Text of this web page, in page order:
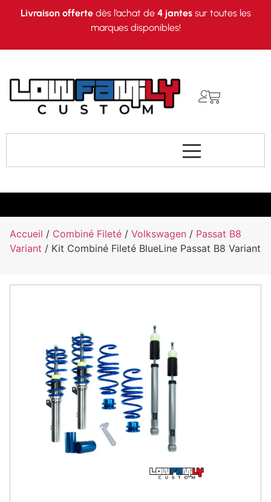
Livraison offertedès l’achat de 4 jantessur toutes les
marques disponibles!
Accueil / Combiné Fileté / Volkswagen / Passat B8
Variant / Kit Combiné Fileté BlueLine Passat B8 Variant